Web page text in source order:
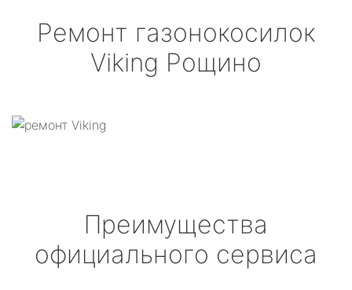
Ремонт газонокосилок
Viking Рощино
Преимущества
официального сервиса